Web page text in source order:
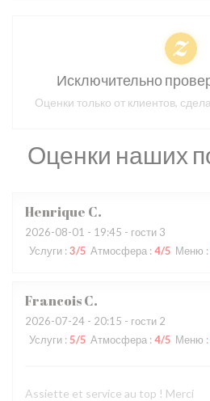
Оценки наших
Henrique C
2026-08-01 - 19:45 - гости 3
Услуги : 3/5 Атмосфера : 4/5 Меню :
FrancoisC
2026-07-24 - 20:15 - гости 2
Услуги : 5/5 Атмосфера : 4/5 Меню :
Assiette et service au top ! Merci
Исключительно
Оценки только от клиентов,